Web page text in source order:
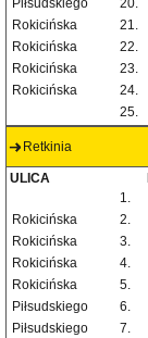
Piłsudskiego
20.
Rokicińska
21.
Rokicińska
22.
Rokicińska
23.
Rokicińska
24.
25.
Retkinia
ULICA
1.
Rokicińska
2.
Rokicińska
3.
Rokicińska
4.
Rokicińska
5.
Piłsudskiego
6.
Piłsudskiego
7.